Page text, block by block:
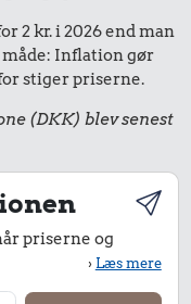
2 kr. i 2026 end man
måde: Inflation gør
stiger priserne.
(DKK) blev senest
priserne og
›Læs mere